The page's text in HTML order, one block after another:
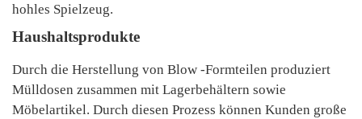
hohles Spielzeug.
Haushaltsprodukte
Durch die Herstellung von Blow -Formteilen produziert
Mülldosen zusammen mit Lagerbehältern sowie
Möbelartikel. Durch diesen Prozess können Kunden große